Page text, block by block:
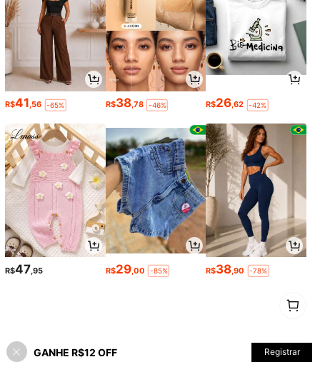
R$41,56 -65% R$38,78 -46% R$26,62 -42%
R$47 ,95 R$29,00 -85% R$38 ,90 -78%
GANHE R$12 OFF Registrar